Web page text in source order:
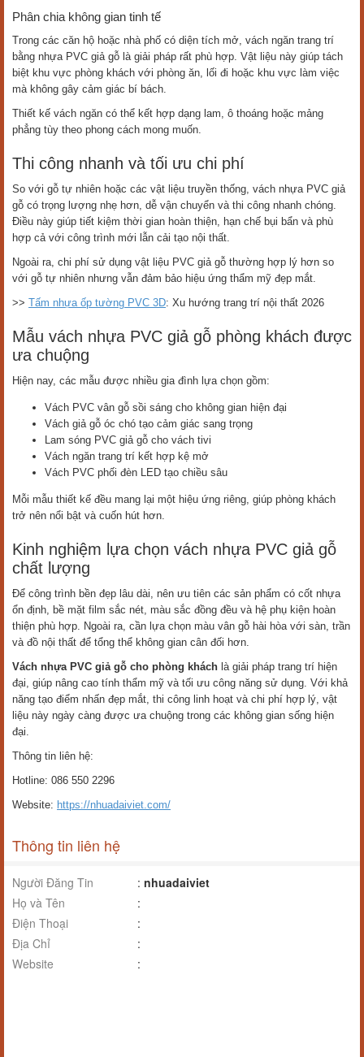
Phân chia không gian tinh tế
Trong các căn hộ hoặc nhà phố có diện tích mở, vách ngăn trang trí
bằng nhựa PVC giả gỗ là giải pháp rất phù hợp. Vật liệu này giúp tách
biệt khu vực phòng khách với phòng ăn, lối đi hoặc khu vực làm việc
mà không gây cảm giác bí bách.
Thiết kế vách ngăn có thể kết hợp dạng lam, ô thoáng hoặc mảng
phẳng tùy theo phong cách mong muốn.
Thi công nhanh và tối ưu chi phí
So với gỗ tự nhiên hoặc các vật liệu truyền thống, vách nhựa PVC giả
gỗ có trọng lượng nhẹ hơn, dễ vận chuyển và thi công nhanh chóng.
Điều này giúp tiết kiệm thời gian hoàn thiện, hạn chế bụi bẩn và phù
hợp cả với công trình mới lẫn cải tạo nội thất.
Ngoài ra, chi phí sử dụng vật liệu PVC giả gỗ thường hợp lý hơn so
với gỗ tự nhiên nhưng vẫn đảm bảo hiệu ứng thẩm mỹ đẹp mắt.
>> Tấm nhựa ốp tường PVC 3D: Xu hướng trang trí nội thất 2026
Mẫu vách nhựa PVC giả gỗ phòng khách được
ưa chuộng
Hiện nay, các mẫu được nhiều gia đình lựa chọn gồm:
Vách PVC vân gỗ sồi sáng cho không gian hiện đại
Vách giả gỗ óc chó tạo cảm giác sang trọng
Lam sóng PVC giả gỗ cho vách tivi
Vách ngăn trang trí kết hợp kệ mở
Vách PVC phối đèn LED tạo chiều sâu
Mỗi mẫu thiết kế đều mang lại một hiệu ứng riêng, giúp phòng khách
trở nên nổi bật và cuốn hút hơn.
Kinh nghiệm lựa chọn vách nhựa PVC giả gỗ
chất lượng
Để công trình bền đẹp lâu dài, nên ưu tiên các sản phẩm có cốt nhựa
ổn định, bề mặt film sắc nét, màu sắc đồng đều và hệ phụ kiện hoàn
thiện phù hợp. Ngoài ra, cần lựa chọn màu vân gỗ hài hòa với sàn, trần
và đồ nội thất để tổng thể không gian cân đối hơn.
Vách nhựa PVC giả gỗ cho phòng khách là giải pháp trang trí hiện
đại, giúp nâng cao tính thẩm mỹ và tối ưu công năng sử dụng. Với khả
năng tạo điểm nhấn đẹp mắt, thi công linh hoạt và chi phí hợp lý, vật
liệu này ngày càng được ưa chuộng trong các không gian sống hiện
đại.
Thông tin liên hệ:
Hotline: 086 550 2296
Website: https://nhuadaiviet.com/
Thông tin liên hệ
Người Đăng Tin : nhuadaiviet
Họ và Tên
:
Điện Thoại
:
Địa Chỉ
:
Website
: